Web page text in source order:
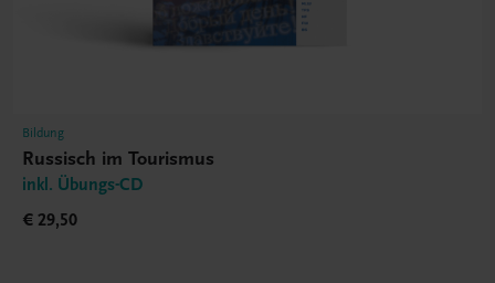
Bildung
Russisch im Tourismus
inkl. Übungs-CD
€ 29,50